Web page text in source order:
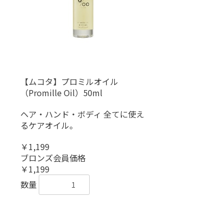
【ムコタ】プロミルオイル
（Promille Oil）50ml
ヘア・ハンド・ボディ 全てに使え
るケアオイル。
￥1,199
ブロンズ会員価格
￥1,199
数量